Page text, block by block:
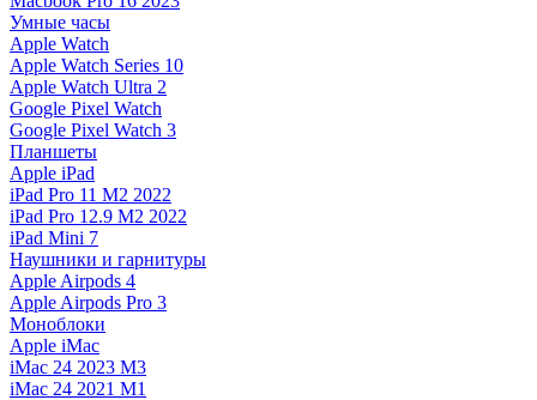
Умные часы
Apple Watch
Apple Watch Series 10
Apple Watch Ultra 2
Google Pixel Watch
Google Pixel Watch 3
Планшеты
Apple iPad
iPad Pro 11 M2 2022
iPad Pro 12.9 M2 2022
iPad Mini 7
Наушники и гарнитуры
Apple Airpods 4
Apple Airpods Pro 3
Моноблоки
Apple iMac
iMac 24 2023 M3
iMac 24 2021 M1